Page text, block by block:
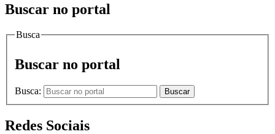
Buscar no portal
Busca
Buscar no portal
Busca: Buscar
Redes Sociais